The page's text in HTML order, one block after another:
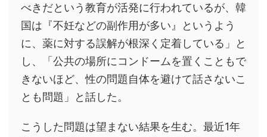
べきだという教育が活発に行われているが、韓
国は『不妊などの副作用が多い』というよう
に、薬に対する誤解が根深く定着している」と
し、「公共の場所にコンドームを置くこともで
きないほど、性の問題自体を避けて話さないこ
とも問題」と話した。
こうした問題は望まない結果を生む。最近1年